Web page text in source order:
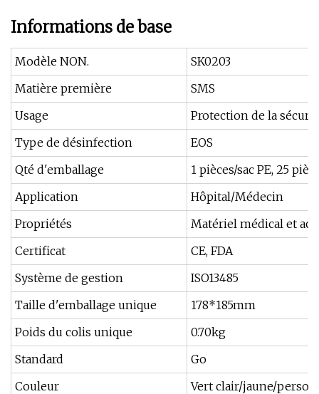
Informations de base
Modèle NON.
SK0203
Matière première
SMS
Usage
Protection de la
Type de désinfection
EOS
Qté d'emballage
1 pièces/sac PE, 25
Application
Hôpital/Médecin
Propriétés
Matériel médical et
Certificat
CE, FDA
Système de gestion
ISO13485
Taille d'emballage unique
178*185mm
Poids du colis unique
0.70kg
Standard
Go
Couleur
Vert clair/jaune/